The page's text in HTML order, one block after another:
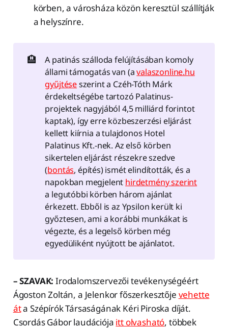
körben, a városháza közön keresztül szállítják
a helyszínre.
🏨
A patinás szálloda felújításában komoly
állami támogatás van (avalaszonline.hu
gyűjtéseszerint a Czéh-Tóth Márk
érdekeltségébe tartozó Palatinus-
projektek nagyjából 4,5 milliárd forintot
kaptak), így erre közbeszerzési eljárást
kellett kiírnia a tulajdonos Hotel
Palatinus Kft.-nek. Az első körben
sikertelen eljárást részekre szedve
(bontás, építés) ismét elindították, és a
napokban megjelent hirdetmény szerint
a legutóbbi körben három ajánlat
érkezett. Ebből is az Ypsilon került ki
győztesen, ami a korábbi munkákat is
végezte, és a legelső körben még
egyedüliként nyújtott be ajánlatot.
– SZAVAK: Irodalomszervezői tevékenységéért
Ágoston Zoltán, a Jelenkor főszerkesztője vehette
áta Szépírók Társaságának Kéri Piroska díját.
Csordás Gábor laudációja itt olvasható, többek